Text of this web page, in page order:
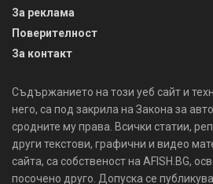
За реклама
Поверителност
За контакт
Съдържанието на този уеб сайт и
него, са под закрила на Закона за
сродните му права. Всички статии,
други текстови, графични и видео
сайта, са собственост на AFISH.BG,
посочено друго. Допуска се